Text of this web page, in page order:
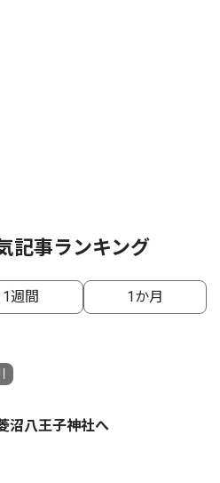
記事ランキング
1週間 1か月
沼八王子神社へ